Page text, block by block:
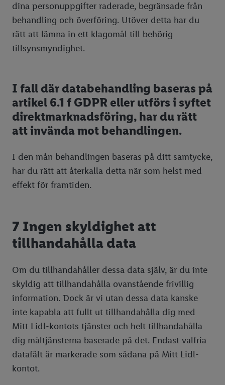
dina personuppgifter raderade, begränsade från
behandling och överföring. Utöver detta har du
rätt att lämna in ett klagomål till behörig
tillsynsmyndighet.
I fall där databehandling baseras på
artikel 6.1 f GDPR eller utförs i syftet
direktmarknadsföring, har du rätt
att invända mot behandlingen.
I den mån behandlingen baseras på ditt samtycke,
har du rätt att återkalla detta när som helst med
effekt för framtiden.
7 Ingen skyldighet att
tillhandahålla data
Om du tillhandahåller dessa data själv, är du inte
skyldig att tillhandahålla ovanstående frivillig
information. Dock är vi utan dessa data kanske
inte kapabla att fullt ut tillhandahålla dig med
Mitt Lidl-kontots tjänster och helt tillhandahålla
dig måltjänsterna baserade på det. Endast valfria
datafält är markerade som sådana på Mitt Lidl-
kontot.